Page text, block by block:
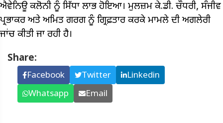
ਐਵੇਨਿਊ ਕਲੋਨੀ ਨੂੰ ਸਿੱਧਾ ਲਾਭ ਹੋਇਆ। ਮੁਲਜ਼ਮ ਕੇ.ਡੀ. ਚੌਧਰੀ, ਸੰਜੀਵ
ਪ੍ਰਭਾਕਰ ਅਤੇ ਅਮਿਤ ਗਰਗ ਨੂੰ ਗ੍ਰਿਫ਼ਤਾਰ ਕਰਕੇ ਮਾਮਲੇ ਦੀ ਅਗਲੇਰੀ
ਜਾਂਚ ਕੀਤੀ ਜਾ ਰਹੀ ਹੈ।
Share:
Facebook Twitter
Linkedin
Whatsapp
Email